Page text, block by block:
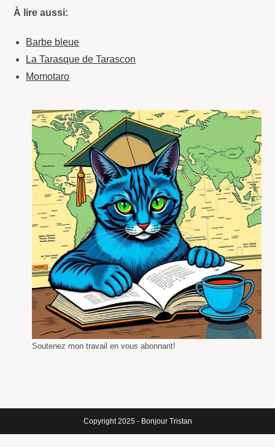
À lire aussi:
Barbe bleue
La Tarasque de Tarascon
Momotaro
Soutenez mon travail en vous abonnant!
Copyright 2025 - Bonjour Tristan